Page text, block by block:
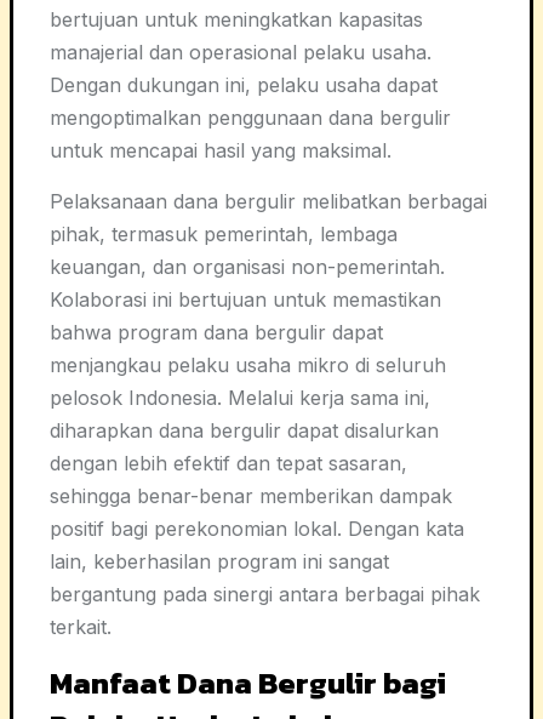
bertujuan untuk meningkatkan kapasitas
manajerial dan operasional pelaku usaha.
Dengan dukungan ini, pelaku usaha dapat
mengoptimalkan penggunaan dana bergulir
untuk mencapai hasil yang maksimal.
Pelaksanaan dana bergulir melibatkan berbagai
pihak, termasuk pemerintah, lembaga
keuangan, dan organisasi non-pemerintah.
Kolaborasi ini bertujuan untuk memastikan
bahwa program dana bergulir dapat
menjangkau pelaku usaha mikro di seluruh
pelosok Indonesia. Melalui kerja sama ini,
diharapkan dana bergulir dapat disalurkan
dengan lebih efektif dan tepat sasaran,
sehingga benar-benar memberikan dampak
positif bagi perekonomian lokal. Dengan kata
lain, keberhasilan program ini sangat
bergantung pada sinergi antara berbagai pihak
terkait.
Manfaat Dana Bergulir bagi